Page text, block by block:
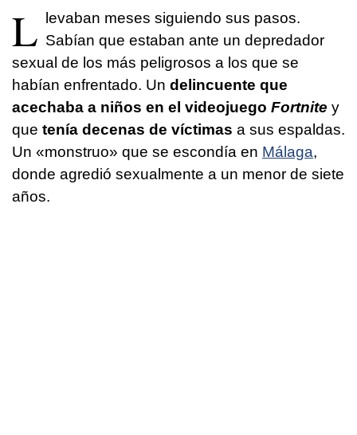
L levaban meses siguiendo sus pasos.
Sabían que estaban ante un depredador
sexual de los más peligrosos a los que se
habían enfrentado. Un delincuente que
acechaba a niños en el videojuego Fortnite y
que tenía decenas de víctimas a sus espaldas.
Un «monstruo» que se escondía en Málaga,
donde agredió sexualmente a un menor de siete
años.